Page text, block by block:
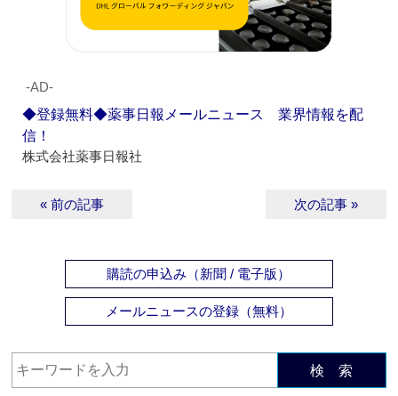
‐AD‐
◆登録無料◆薬事日報メールニュース 業界情報を配
信！
株式会社薬事日報社
« 前の記事 次の記事 »
購読の申込み（新聞 / 電子版）
メールニュースの登録（無料）
検 索